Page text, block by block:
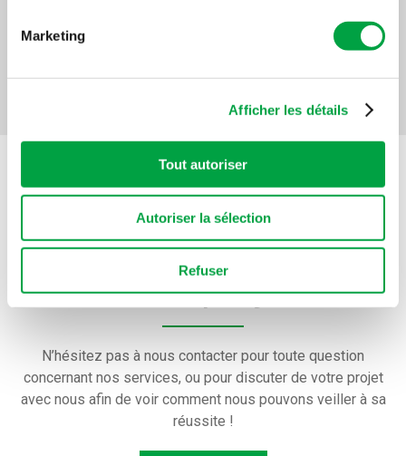
et les annonces, d'offrir des fonctionnalités relatives aux
médias sociaux et d'analyser notre trafic. Nous
notre site avec nos partenaires de médias sociaux, de
publicité et d'analyse, qui peuvent combiner celles-ci
avec d'autres informations que vous leur avez fournies
ou qu'ils ont collectées lors de votre utilisation de leurs
services.
Marketing
Afficher les détails
Tout autoriser
Autoriser la sélection
Refuser
Faites-nous part de
votre projet
N’hésitez pas à nous contacter pour toute question
concernant nos services, ou pour discuter de votre projet
avec nous afin de voir comment nous pouvons veiller à sa
réussite !